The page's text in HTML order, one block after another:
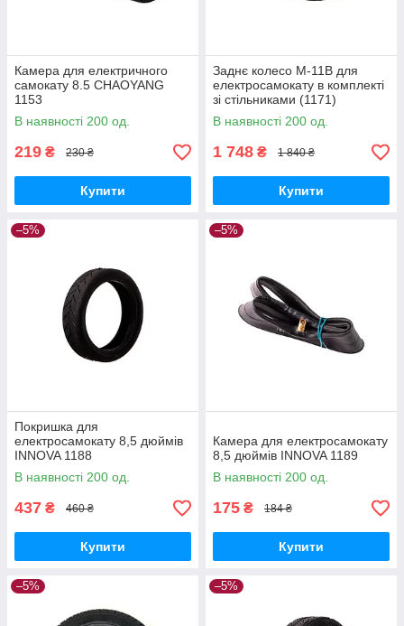
Камера для електричного
самокату 8.5 CHAOYANG
1153
В наявності 200 од.
219 ₴ 230 ₴
Купити
Заднє колесо M-11B для
електросамокату в комплекті
зі стільниками (1171)
В наявності 200 од.
1 748 ₴ 1 840 ₴
Купити
–5%
Покришка для
електросамокату 8,5 дюймів
INNOVA 1188
В наявності 200 од.
437 ₴ 460 ₴
Купити
–5%
Камера для електросамокату
8,5 дюймів INNOVA 1189
В наявності 200 од.
175 ₴ 184 ₴
Купити
–5% –5%